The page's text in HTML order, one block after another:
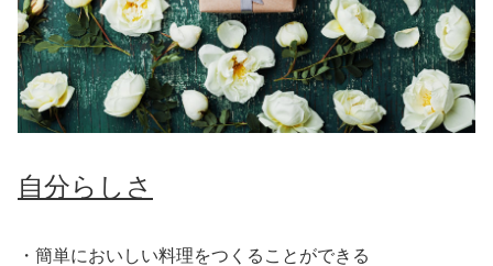
自分らしさ
・簡単においしい料理をつくることができる